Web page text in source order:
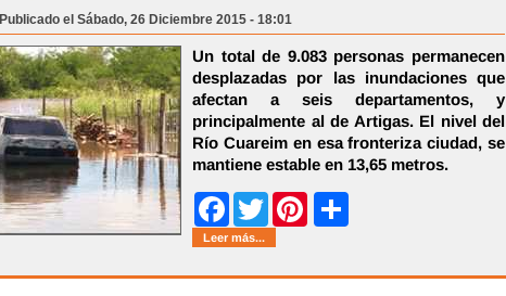
Publicado el Sábado, 26 Diciembre 2015 - 18:01
Un total de 9.083 personas permanecen
desplazadas por las inundaciones que
afectan a seis departamentos, y
principalmente al de Artigas. El nivel del
Río Cuareim en esa fronteriza ciudad, se
mantiene estable en 13,65 metros.
FacebookTwitter Pinterest
Leer más...